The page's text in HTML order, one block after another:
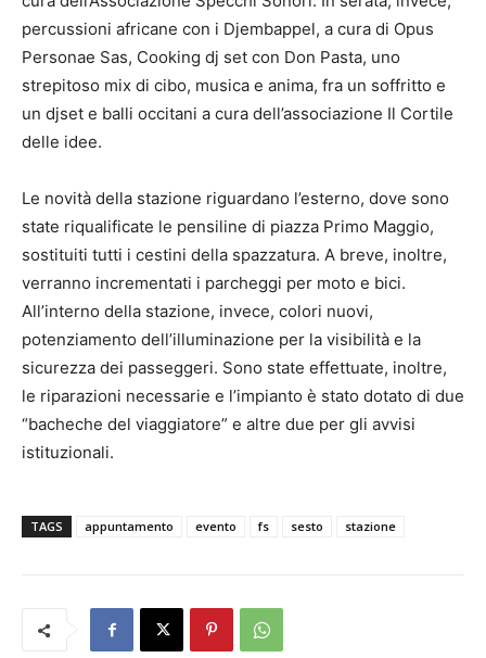
percussioni africane con i Djembappel, a cura di Opus
Personae Sas, Cooking dj set con Don Pasta, uno
strepitoso mix di cibo, musica e anima, fra un soffritto e
un djset e balli occitani a cura dell’associazione Il Cortile
delle idee.
Le novità della stazione riguardano l’esterno, dove sono
state riqualificate le pensiline di piazza Primo Maggio,
sostituiti tutti i cestini della spazzatura. A breve, inoltre,
verranno incrementati i parcheggi per moto e bici.
All’interno della stazione, invece, colori nuovi,
potenziamento dell’illuminazione per la visibilità e la
sicurezza dei passeggeri. Sono state effettuate, inoltre,
le riparazioni necessarie e l’impianto è stato dotato di due
“bacheche del viaggiatore” e altre due per gli avvisi
istituzionali.
TAGS appuntamento evento fs sesto stazione